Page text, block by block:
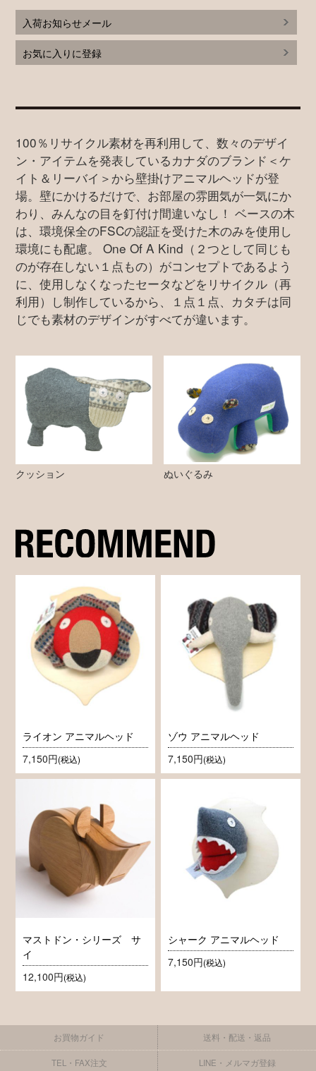
入荷お知らせメール
お気に入りに登録
100％リサイクル素材を再利用して、数々のデザイ
ン・アイテムを発表しているカナダのブランド＜ケ
イト＆リーバイ＞から壁掛けアニマルヘッドが登
場。壁にかけるだけで、お部屋の雰囲気が一気にか
わり、みんなの目を釘付け間違いなし！ ベースの木
は、環境保全のFSCの認証を受けた木のみを使用し
環境にも配慮。 One Of A Kind（２つとして同じも
のが存在しない１点もの）がコンセプトであるよう
に、使用しなくなったセータなどをリサイクル（再
利用）し制作しているから、１点１点、カタチは同
じでも素材のデザインがすべてが違います。
クッション ぬいぐるみ
ライオン アニマルヘッド
7,150円(税込)
ゾウ アニマルヘッド
7,150円(税込)
マストドン・シリーズ サ
イ
12,100円(税込)
シャーク アニマルヘッド
7,150円(税込)
お買物ガイド 送料・配送・返品
TEL・FAX注文 LINE・メルマガ登録